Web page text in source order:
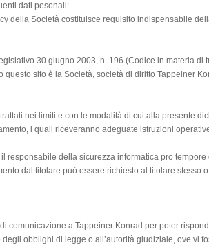
dati pesonali:
della Società costituisce requisito indispensabile
30 giugno 2003, n. 196 (Codice in materia
questo sito è la Società, società di diritto Tappeiner
nei limiti e con le modalità di cui alla presente
i quali riceveranno adeguate istruzioni
il responsabile della sicurezza informatica pro
dal titolare può essere richiesto al titolare stesso
comunicazione a Tappeiner Konrad per poter
degli obblighi di legge o all’autorità giudiziale, ove vi